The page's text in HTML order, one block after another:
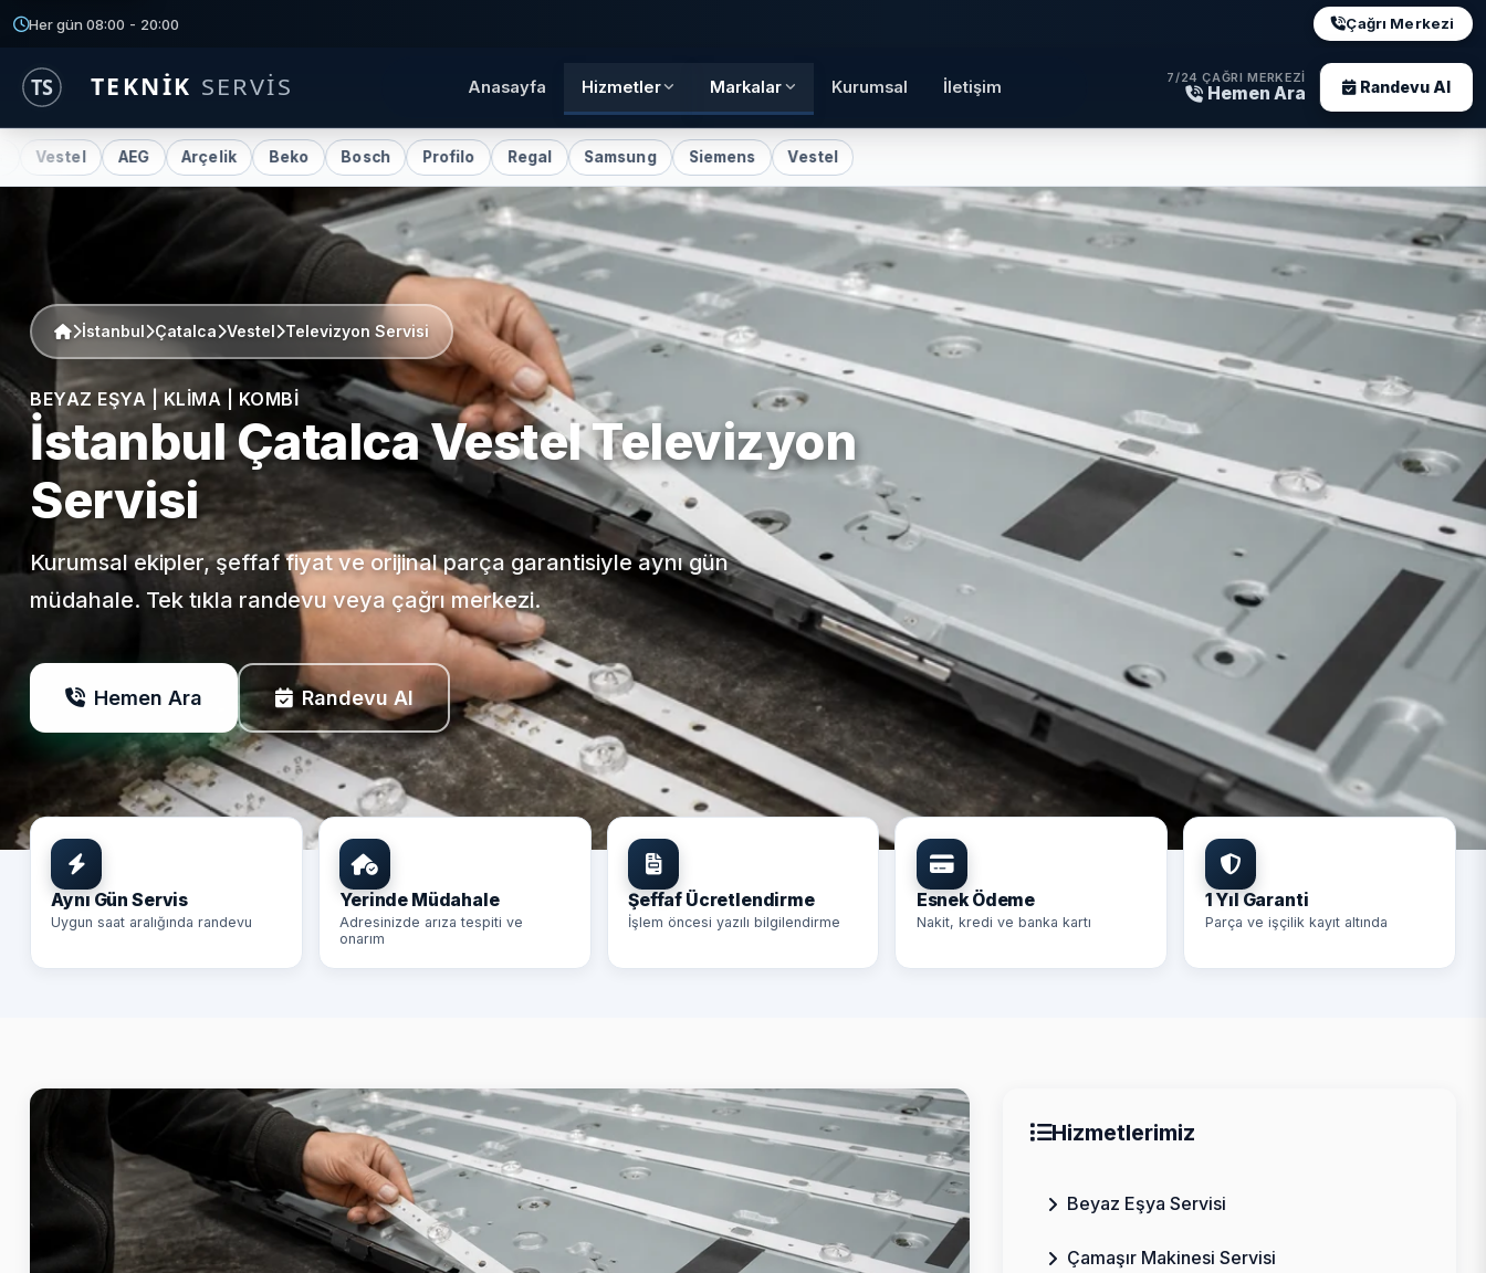
Her gün 08:00 - 20:00 Çağrı Merkezi
Anasayfa Hizmetler Markalar Kurumsal İletişim 7/24 ÇAĞRI MERKEZI
Hemen Ara Randevu Al
AEG Arçelik Beko Bosch Profilo Regal Samsung Siemens Vestel
İstanbul Çatalca Vestel Televizyon Servisi
BEYAZ EŞYA | KLIMA | KOMBI
İstanbul ÇatalcaVestelTelevizyon
Servisi
Kurumsal ekipler, şeffaf fiyat ve orijinal parça garantisiyle aynı gün
müdahale. Tek tıkla randevu veya çağrı merkezi.
Hemen Ara Randevu Al
Aynı Gün Servis
Uygun saat aralığında randevu
Yerinde Müdahale
Adresinizde arıza tespiti ve
onarım
Şeffaf Ücretlendirme
İşlem öncesi yazılı bilgilendirme
Esnek Ödeme
Nakit, kredi ve banka kartı
1 Yıl Garanti
Parça ve işçilik kayıt altında
Hizmetlerimiz
Beyaz Eşya Servisi
Çamaşır Makinesi Servisi